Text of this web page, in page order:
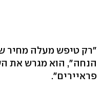
"רק טיפש מעלה מחיר
הנחה", הוא מגרש את
פראיירים".